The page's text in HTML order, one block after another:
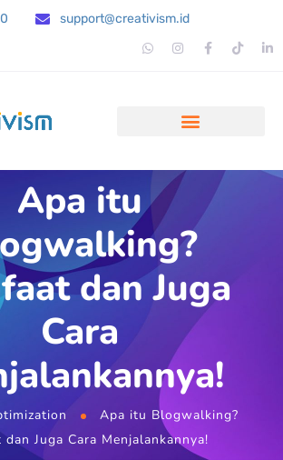
support@creativism.id
Apa itu
dan Juga
Cara
Apa itu Blogwalking?
dan Juga Cara Menjalankannya!